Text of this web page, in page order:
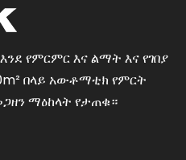
የምርምር እና ልማት እና የገበያ
በላይ አውቶማቲክ የምርት
ማዕከላት የታጠቁ።